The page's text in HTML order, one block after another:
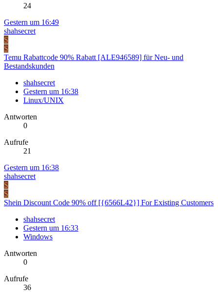
24
Gestern um 16:49
shahsecret
S
S
Temu Rabattcode 90% Rabatt [ALE946589] für Neu- und
Bestandskunden
shahsecret
Gestern um 16:38
Linux/UNIX
Antworten
0
Aufrufe
21
Gestern um 16:38
shahsecret
S
S
Shein Discount Code 90% off [{6566L42}] For Existing Customers
shahsecret
Gestern um 16:33
Windows
Antworten
0
Aufrufe
36